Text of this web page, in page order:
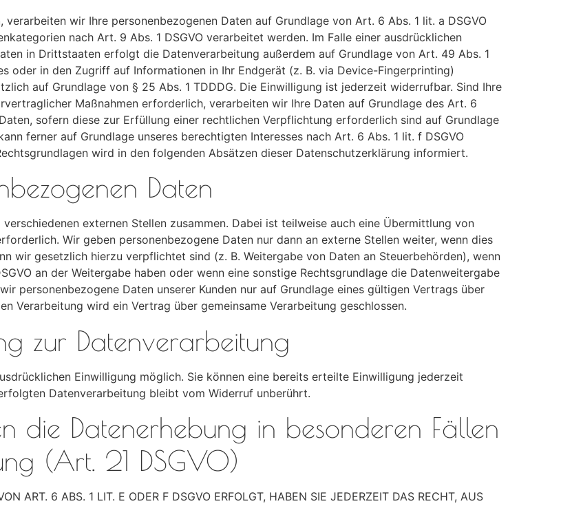
wir Ihre personenbezogenen Daten auf Grundlage von Art. 6 Abs. 1 lit. a DSGVO
nach Art. 9 Abs. 1 DSGVO verarbeitet werden. Im Falle einer ausdrücklichen
in Drittstaaten erfolgt die Datenverarbeitung außerdem auf Grundlage von Art. 49 Abs. 1
oder in den Zugriff auf Informationen in Ihr Endgerät (z. B. via Device-Fingerprinting)
auf Grundlage von § 25 Abs. 1 TDDDG. Die Einwilligung ist jederzeit widerrufbar. Sind Ihre
Maßnahmen erforderlich, verarbeiten wir Ihre Daten auf Grundlage des Art. 6
sofern diese zur Erfüllung einer rechtlichen Verpflichtung erforderlich sind auf Grundlage
ferner auf Grundlage unseres berechtigten Interesses nach Art. 6 Abs. 1 lit. f DSGVO
wird in den folgenden Absätzen dieser Datenschutzerklärung informiert.
Daten
externen Stellen zusammen. Dabei ist teilweise auch eine Übermittlung von
Wir geben personenbezogene Daten nur dann an externe Stellen weiter, wenn dies
wir gesetzlich hierzu verpflichtet sind (z. B. Weitergabe von Daten an Steuerbehörden), wenn
an der Weitergabe haben oder wenn eine sonstige Rechtsgrundlage die Datenweitergabe
personenbezogene Daten unserer Kunden nur auf Grundlage eines gültigen Vertrags über
Verarbeitung wird ein Vertrag über gemeinsame Verarbeitung geschlossen.
zur Datenverarbeitung
Einwilligung möglich. Sie können eine bereits erteilte Einwilligung jederzeit
Datenverarbeitung bleibt vom Widerruf unberührt.
die Datenerhebung in besonderen Fällen
(Art. 21 DSGVO)
ART. 6 ABS. 1 LIT. E ODER F DSGVO ERFOLGT, HABEN SIE JEDERZEIT DAS RECHT, AUS